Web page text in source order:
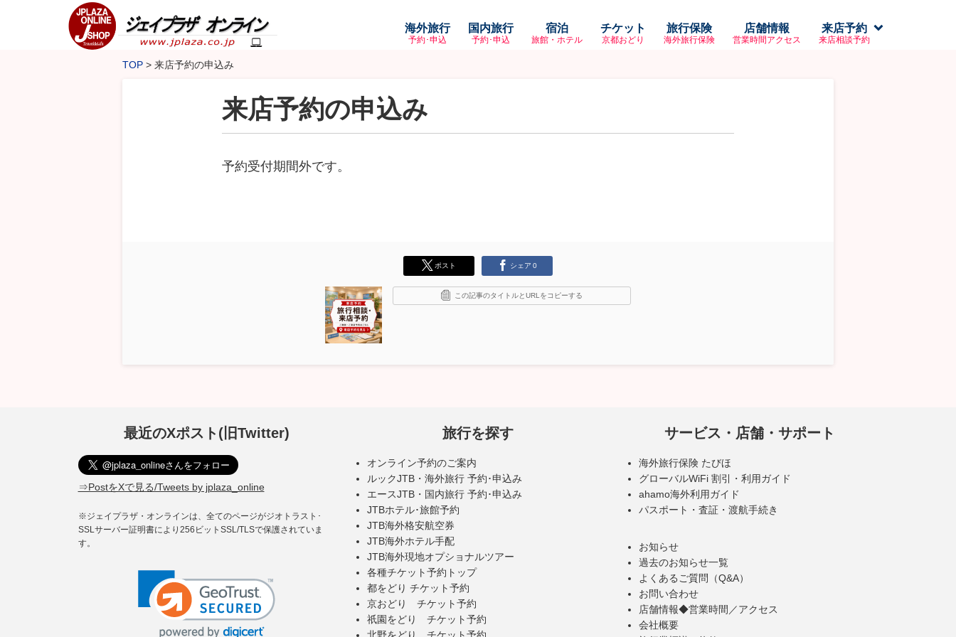
海外旅行
予約･申込
国内旅行
予約･申込
宿泊
旅館・ホテル
チケット
京都おどり
旅行保険
海外旅行保険
店舗情報
営業時間アクセス
来店予約
来店相談予約
TOP 来店予約の申込み
来店予約の申込み
予約受付期間外です。
ポスト シェア 0
この記事のタイトルとURLをコピーする
最近のXポスト(旧Twitter)
⇒PostをXで見る/Tweets by jplaza_online
※ジェイプラザ・オンラインは、全てのページがジオトラスト･
SSLサーバー証明書により256ビットSSL/TLSで保護されていま
す。
旅行を探す
オンライン予約のご案内
ルックJTB・海外旅行 予約･申込み
エースJTB・国内旅行 予約･申込み
JTBホテル･旅館予約
JTB海外格安航空券
JTB海外ホテル手配
JTB海外現地オプショナルツアー
各種チケット予約トップ
都をどり チケット予約
京おどり チケット予約
祇園をどり チケット予約
サービス・店舗・サポート
海外旅行保険 たびほ
グローバルWiFi 割引・利用ガイド
ahamo海外利用ガイド
パスポート・査証・渡航手続き
お知らせ
過去のお知らせ一覧
よくあるご質問（Q&A）
お問い合わせ
店舗情報◆営業時間／アクセス
会社概要